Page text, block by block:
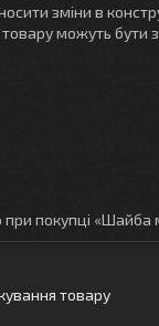
зміни в
можуть бути
покупці
товару